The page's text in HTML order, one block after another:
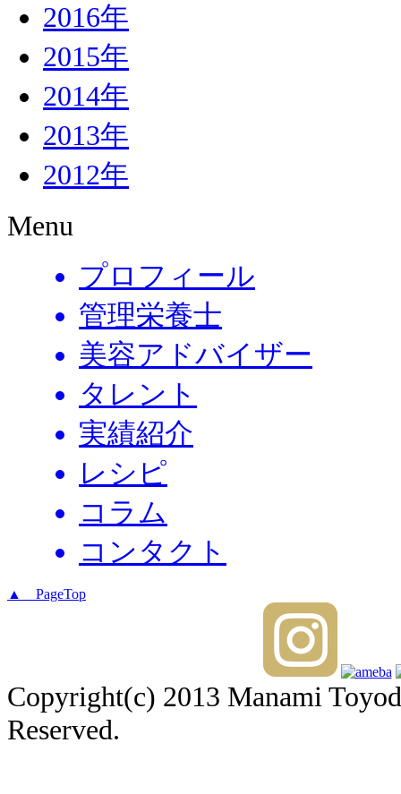
2016年
2015年
2014年
2013年
2012年
Menu
プロフィール
管理栄養士
美容アドバイザー
タレント
実績紹介
レシピ
コラム
コンタクト
▲ PageTop
Copyright(c) 2013 Manami
Reserved.